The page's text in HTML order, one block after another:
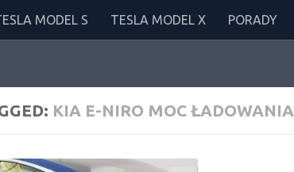
MODEL S TESLA MODEL X PORADY
KIA E-NIRO MOC ŁADOWANIA